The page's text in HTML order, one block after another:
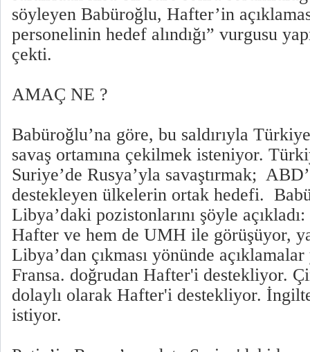
söyleyen Babüroğlu, Hafter’in
personelinin hedef alındığı” vurgusu
çekti.
AMAÇ NE ?
Babüroğlu’na göre, bu saldırıyla
savaş ortamına çekilmek isteniyor.
Suriye’de Rusya’yla savaştırmak;
destekleyen ülkelerin ortak hedefi.
Libya’daki pozistonlarını şöyle
Hafter ve hem de UMH ile görüşüyor,
Libya’dan çıkması yönünde
Fransa. doğrudan Hafter'i destekliyor.
dolaylı olarak Hafter'i destekliyor.
istiyor.